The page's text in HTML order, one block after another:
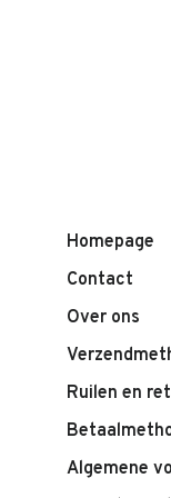
Homepage
Contact
Over ons
Ruilen en
Algemene